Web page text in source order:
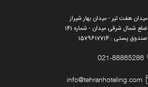
میدان هفت تیر - میدان بهار شیراز
ضلع شمال شرقی میدان - شماره 141
صندوق پستی : 1579617714
021-88865286
info@tehranhoteling.com